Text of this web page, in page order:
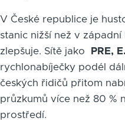
V České republice je
stanic nižší než v
zlepšuje. Sítě jako
PRE,
rychlonabíječky podél
českých řidičů přitom
průzkumů více než 80 %
prostředí.